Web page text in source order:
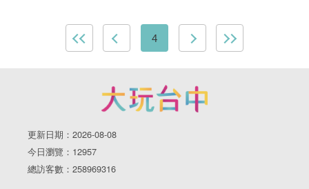
4
更新日期：2026-08-08
今日瀏覽：12957
總訪客數：258969316